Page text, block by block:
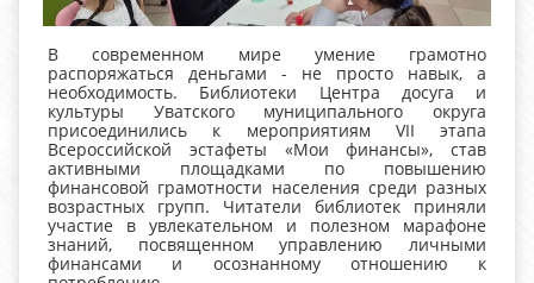
В современном мире умение грамотно
распоряжаться деньгами - не просто навык, а
необходимость. Библиотеки Центра досуга и
культуры Уватского муниципального округа
присоединились к мероприятиям VII этапа
Всероссийской эстафеты «Мои финансы», став
активными площадками по повышению
финансовой грамотности населения среди разных
возрастных групп. Читатели библиотек приняли
участие в увлекательном и полезном марафоне
знаний, посвященном управлению личными
финансами и осознанному отношению к